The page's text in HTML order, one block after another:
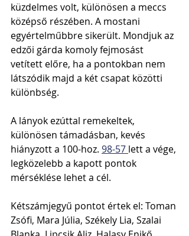
küzdelmes volt, különösen a meccs
középső részében. A mostani
egyértelműbbre sikerült. Mondjuk az
edzői gárda komoly fejmosást
vetített előre, ha a pontokban nem
látszódik majd a két csapat közötti
különbség.
A lányok ezúttal remekeltek,
különösen támadásban, kevés
hiányzott a 100-hoz. 98-57 lett a vége,
legközelebb a kapott pontok
mérséklése lehet a cél.
Kétszámjegyű pontot értek el: Toman
Zsófi, Mara Júlia, Székely Lia, Szalai